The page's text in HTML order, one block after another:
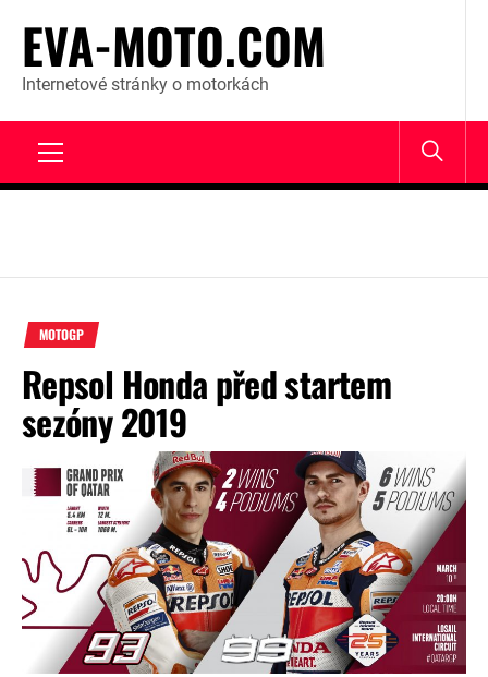
content
EVA-MOTO.COM
Internetové stránky o motorkách
MOTOGP
Repsol Honda před startem
sezóny 2019